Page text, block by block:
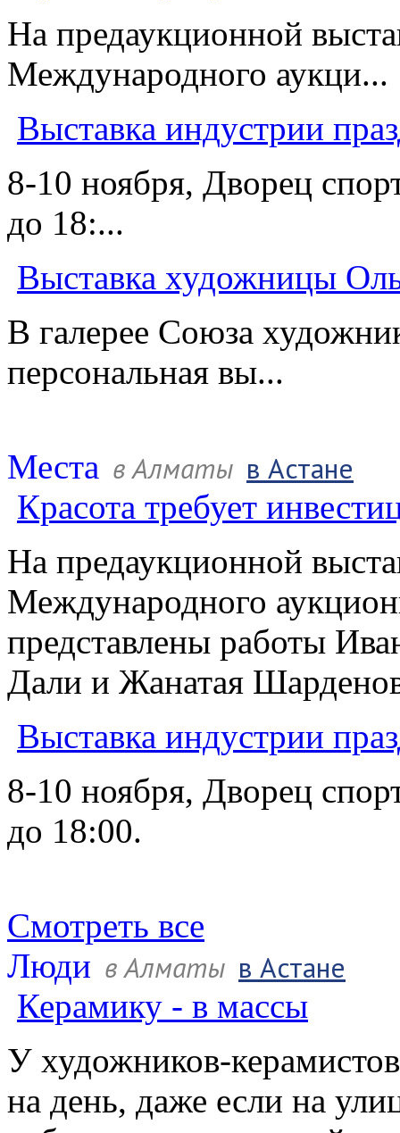
На предаукционной
Международного аукци...
Выставка индустрии
8-10 ноября, Дворец
до 18:...
Выставка художницы
В галерее Союза
персональная вы...
Места в Алматы в Астане
Красота требует
На предаукционной
Международного
представлены работы
Дали и Жанатая
Выставка индустрии
8-10 ноября, Дворец
до 18:00.
Смотреть все
Люди в Алматы в Астане
Керамику - в массы
У художников-
на день, даже если на